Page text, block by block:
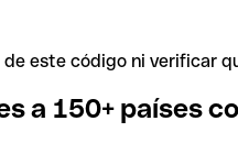
este código ni verificar
a 150+ países